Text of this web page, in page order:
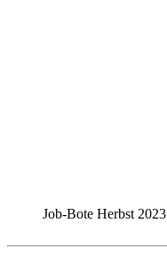
Job-Bote Herbst 2023